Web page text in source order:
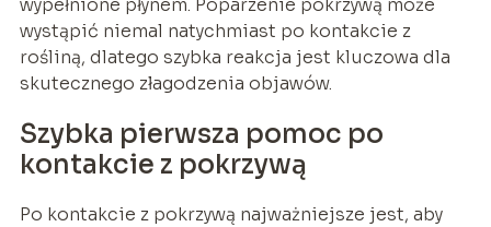
wypełnione płynem. Poparzenie pokrzywą może
wystąpić niemal natychmiast po kontakcie z
rośliną, dlatego szybka reakcja jest kluczowa dla
skutecznego złagodzenia objawów.
Szybka pierwsza pomoc po
kontakcie z pokrzywą
Po kontakcie z pokrzywą najważniejsze jest, aby